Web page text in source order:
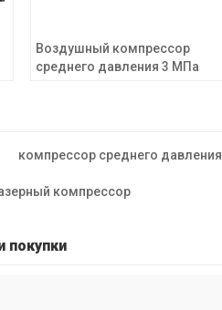
Воздушный компрессор
среднего давления 3 МПа
компрессор среднего давления
компрессор
покупки